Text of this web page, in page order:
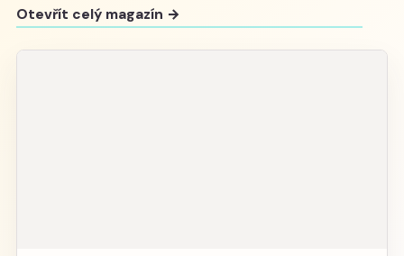
Otevřít celý magazín →